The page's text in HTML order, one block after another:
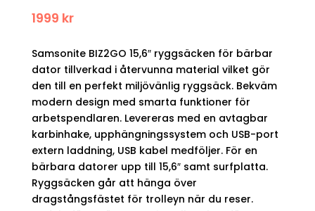
1999 kr
Samsonite BIZ2GO 15,6″ ryggsäcken för bärbar
dator tillverkad i återvunna material vilket gör
den till en perfekt miljövänlig ryggsäck. Bekväm
modern design med smarta funktioner för
arbetspendlaren. Levereras med en avtagbar
karbinhake, upphängningssystem och USB-port
extern laddning, USB kabel medföljer. För en
bärbara datorer upp till 15,6″ samt surfplatta.
Ryggsäcken går att hänga över
dragstångsfästet för trolleyn när du reser.